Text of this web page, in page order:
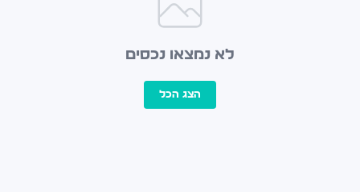
לא נמצאו נכסים
הצג הכל